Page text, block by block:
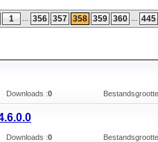
1 ... 356 357 358 359 360 ... 445
Downloads :0
Downloads :0